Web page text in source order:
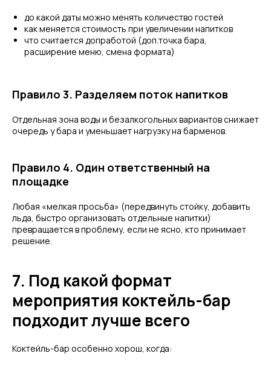
до какой даты можно менять количество гостей
как меняется стоимость при увеличении напитков
что считается допработой (доп.точка бара,
расширение меню, смена формата)
Правило 3. Разделяем поток напитков
Отдельная зона воды и безалкогольных вариантов снижает
очередь у бара и уменьшает нагрузку на барменов.
Правило 4. Один ответственный на
площадке
Любая «мелкая просьба» (передвинуть стойку, добавить
льда, быстро организовать отдельные напитки)
превращается в проблему, если не ясно, кто принимает
решение.
7. Под какой формат
мероприятия коктейль-бар
подходит лучше всего
Коктейль-бар особенно хорош, когда: